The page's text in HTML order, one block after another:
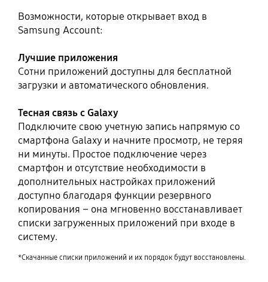
Возможности, которые открывает вход в
Samsung Account:
Лучшие приложения
Сотни приложений доступны для бесплатной
загрузки и автоматического обновления.
Тесная связь с Galaxy
Подключите свою учетную запись напрямую со
смартфона Galaxy и начните просмотр, не теряя
ни минуты. Простое подключение через
смартфон и отсутствие необходимости в
дополнительных настройках приложений
доступно благодаря функции резервного
копирования – она мгновенно восстанавливает
списки загруженных приложений при входе в
систему.
*Скачанные списки приложений и их порядок будут восстановлены.